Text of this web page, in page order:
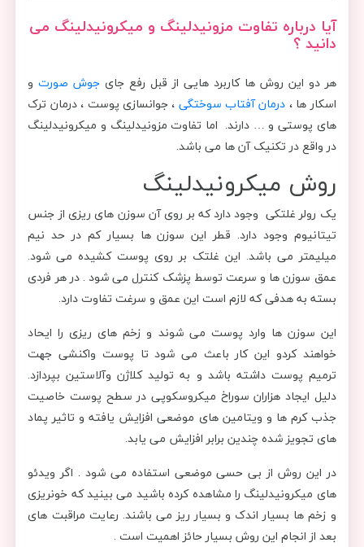
آیا درباره تفاوت مزونیدلینگ و میکرونیدلینگ می
دانید ؟
هر دو این روش ها کاربرد هایی از قبل رفع جای جوش صورتو
اسکار ها ، درمان آفتاب سوختگی ، جوانسازی پوست ، درمان ترک
های پوستی و … دارند. اما تفاوت مزونیدلینگ و میکرونیدلینگ
در واقع در تکنیک آن ها می باشد.
روش میکرونیدلینگ
یک رولر غلتکی وجود دارد که بر روی آن سوزن های ریزی از جنس
تیتانیوم وجود دارد. قطر این سوزن ها بسیار کم در حد نیم
میلیمتر می باشد. این غلتک بر روی پوست کشیده می شود.
عمق سوزن ها و سرعت توسط پزشک کنترل می شود . در هر فردی
بسته به هدفی که لازم است این عمق و سرغت تفاوت دارد.
این سوزن ها وارد پوست می شوند و زخم های ریزی را ایحاد
خواهند کردو این کار باعث می شود تا پوست واکنشی جهت
ترمیم پوست داشته باشد و به تولید کلاژن وآلاستین بپردازد.
دلیل ایجاد هزاران سوراخ میکروسکوپی در سطح پوست خاصیت
جذب کرم ها و ویتامین های موضعی افزایش یافته و تاثیر پماد
های تجویز شده چندین برابر افزایش می یابد.
در این روش از بی حسی موضعی استفاده می شود . اگر ویدئو
های میکرونیدلینگ را مشاهده کرده باشید می بینید که خونریزی
و زخم ها بسیار اندک و بسیار ریز می باشند. رعایت مراقبت های
بعد از انجام این روش بسیار حائز اهمیت است .